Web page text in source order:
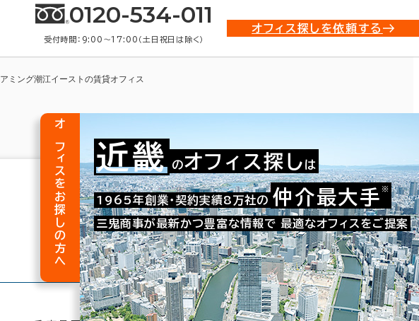
0120-534-011
受付時間：9:00〜17:00（土日祝日は除く）
オフィス探しを依頼する
アミング潮江イーストの賃貸オフィス
お問い合わせ番号：009-09762
オフィスをお探しの方へ 近畿 のオフィス探し は
1965年創業・契約実績8万社の 仲介最大手 ※
三鬼商事が最新かつ豊富な情報で 最適なオフィスをご提案